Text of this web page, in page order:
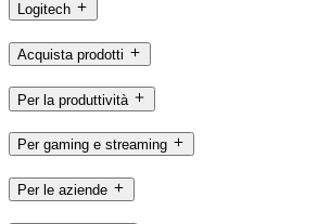
Logitech
Acquista prodotti
Per la produttività
Per gaming e streaming
Per le aziende